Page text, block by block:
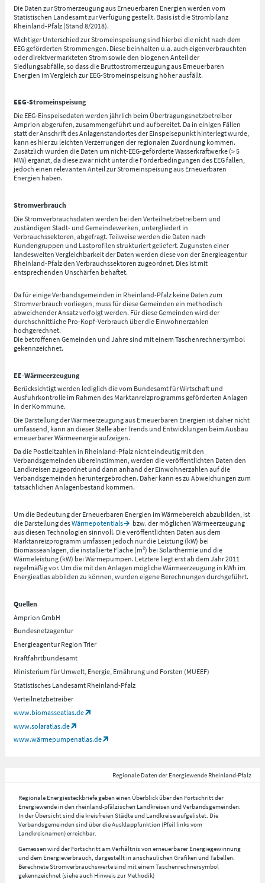
Die Daten zur Stromerzeugung aus Erneuerbaren Energien werden vom
Statistischen Landesamt zur Verfügung gestellt. Basis ist die Strombilanz
Rheinland-Pfalz (Stand 8/2018).
Wichtiger Unterschied zur Stromeinspeisung sind hierbei die nicht nach dem
EEG geförderten Strommengen. Diese beinhalten u.a. auch eigenverbrauchten
oder direktvermarkteten Strom sowie den biogenen Anteil der
Siedlungsabfälle, so dass die Bruttostromerzeugung aus Erneuerbaren
Energien im Vergleich zur EEG-Stromeinspeisung höher ausfällt.
EEG-Stromeinspeisung
Die EEG-Einspeisedaten werden jährlich beim Übertragungsnetzbetreiber
Amprion abgerufen, zusammengeführt und aufbereitet. Da in einigen Fällen
statt der Anschrift des Anlagenstandortes der Einspeisepunkt hinterlegt wurde,
kann es hier zu leichten Verzerrungen der regionalen Zuordnung kommen.
Zusätzlich wurden die Daten um nicht-EEG-geförderte Wasserkraftwerke (> 5
MW) ergänzt, da diese zwar nicht unter die Förderbedingungen des EEG fallen,
jedoch einen relevanten Anteil zur Stromeinspeisung aus Erneuerbaren
Energien haben.
Stromverbrauch
Die Stromverbrauchsdaten werden bei den Verteilnetzbetreibern und
zuständigen Stadt- und Gemeindewerken, untergliedert in
Verbrauchssektoren, abgefragt. Teilweise werden die Daten nach
Kundengruppen und Lastprofilen strukturiert geliefert. Zugunsten einer
landesweiten Vergleichbarkeit der Daten werden diese von der Energieagentur
Rheinland-Pfalz den Verbrauchssektoren zugeordnet. Dies ist mit
entsprechenden Unschärfen behaftet.
Da für einige Verbandsgemeinden in Rheinland-Pfalz keine Daten zum
Stromverbrauch vorliegen, muss für diese Gemeinden ein methodisch
abweichender Ansatz verfolgt werden. Für diese Gemeinden wird der
durchschnittliche Pro-Kopf-Verbrauch über die Einwohnerzahlen
hochgerechnet.
Die betroffenen Gemeinden und Jahre sind mit einem Taschenrechnersymbol
gekennzeichnet.
EE-Wärmeerzeugung
Berücksichtigt werden lediglich die vom Bundesamt für Wirtschaft und
Ausfuhrkontrolle im Rahmen des Marktanreizprogramms geförderten Anlagen
in der Kommune.
Die Darstellung der Wärmeerzeugung aus Erneuerbaren Energien ist daher nicht
umfassend, kann an dieser Stelle aber Trends und Entwicklungen beim Ausbau
erneuerbarer Wärmeenergie aufzeigen.
Da die Postleitzahlen in Rheinland-Pfalz nicht eindeutig mit den
Verbandsgemeinden übereinstimmen, werden die veröffentlichten Daten den
Landkreisen zugeordnet und dann anhand der Einwohnerzahlen auf die
Verbandsgemeinden heruntergebrochen. Daher kann es zu Abweichungen zum
tatsächlichen Anlagenbestand kommen.
Um die Bedeutung der Erneuerbaren Energien im Wärmebereich abzubilden, ist
die Darstellung desWärmepotentials
bzw. der möglichen Wärmeerzeugung
aus diesen Technologien sinnvoll. Die veröffentlichten Daten aus dem
Marktanreizprogramm umfassen jedoch nur die Leistung (kW) bei
Biomasseanlagen, die installierte Fläche (m²) bei Solarthermie und die
Wärmeleistung (kW) bei Wärmepumpen. Letztere liegt erst ab dem Jahr 2011
regelmäßig vor. Um die mit den Anlagen mögliche Wärmeerzeugung in kWh im
Energieatlas abbilden zu können, wurden eigene Berechnungen durchgeführt.
Quellen
Amprion GmbH
Bundesnetzagentur
Energieagentur Region Trier
Kraftfahrtbundesamt
Ministerium für Umwelt, Energie, Ernährung und Forsten (MUEEF)
Statistisches Landesamt Rheinland-Pfalz
Verteilnetzbetreiber
www.biomasseatlas.de
www.solaratlas.de
www.wärmepumpenatlas.de
Regionale Daten der Energiewende Rheinland-Pfalz
Regionale Energiesteckbriefe geben einen Überblick über den Fortschritt der
Energiewende in den rheinland-pfälzischen Landkreisen und Verbandsgemeinden.
In der Übersicht sind die kreisfreien Städte und Landkreise aufgelistet. Die
Verbandsgemeinden sind über die Ausklappfunktion (Pfeil links vom
Landkreisnamen) erreichbar.
Gemessen wird der Fortschritt am Verhältnis von erneuerbarer Energiegewinnung
und dem Energieverbrauch, dargestellt in anschaulichen Grafiken und Tabellen.
Berechnete Stromverbrauchswerte sind mit einem Taschenrechnersymbol
gekennzeichnet (siehe auch Hinweis zur Methodik)